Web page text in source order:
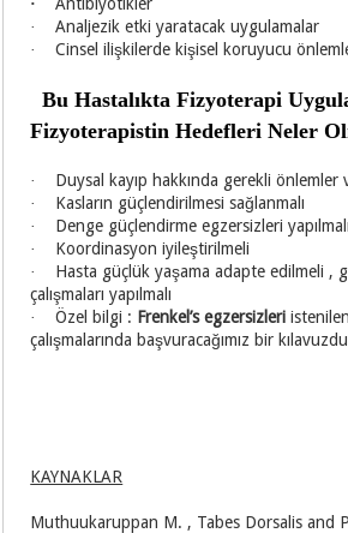
·
· Analjezik etki yaratacak uygulamalar
· Cinsel ilişkilerde kişisel koruyucu
Bu Hastalıkta Fizyoterapi
Fizyoterapistin Hedefleri Neler
· Duysal kayıp hakkında gerekli
· Kasların güçlendirilmesi sağlanmalı
· Denge güçlendirme egzersizleri
· Koordinasyon iyileştirilmeli
·
Hasta güçlük yaşama adapte edilmeli ,
çalışmaları yapılmalı
· Özel bilgi : Frenkel’s egzersizleri
çalışmalarında başvuracağımız bir
KAYNAKLAR
Muthuukaruppan M. , Tabes Dorsalis and